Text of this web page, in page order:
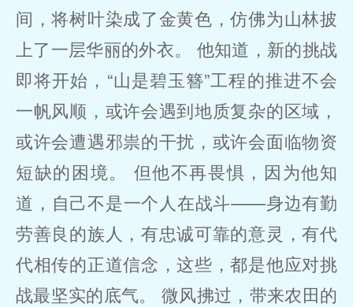
间，将树叶染成了金黄色，仿佛为山林披
上了一层华丽的外衣。 他知道，新的挑战
即将开始，“山是碧玉簪”工程的推进不会
一帆风顺，或许会遇到地质复杂的区域，
或许会遭遇邪祟的干扰，或许会面临物资
短缺的困境。 但他不再畏惧，因为他知
道，自己不是一个人在战斗——身边有勤
劳善良的族人，有忠诚可靠的意灵，有代
代相传的正道信念，这些，都是他应对挑
战最坚实的底气。 微风拂过，带来农田的